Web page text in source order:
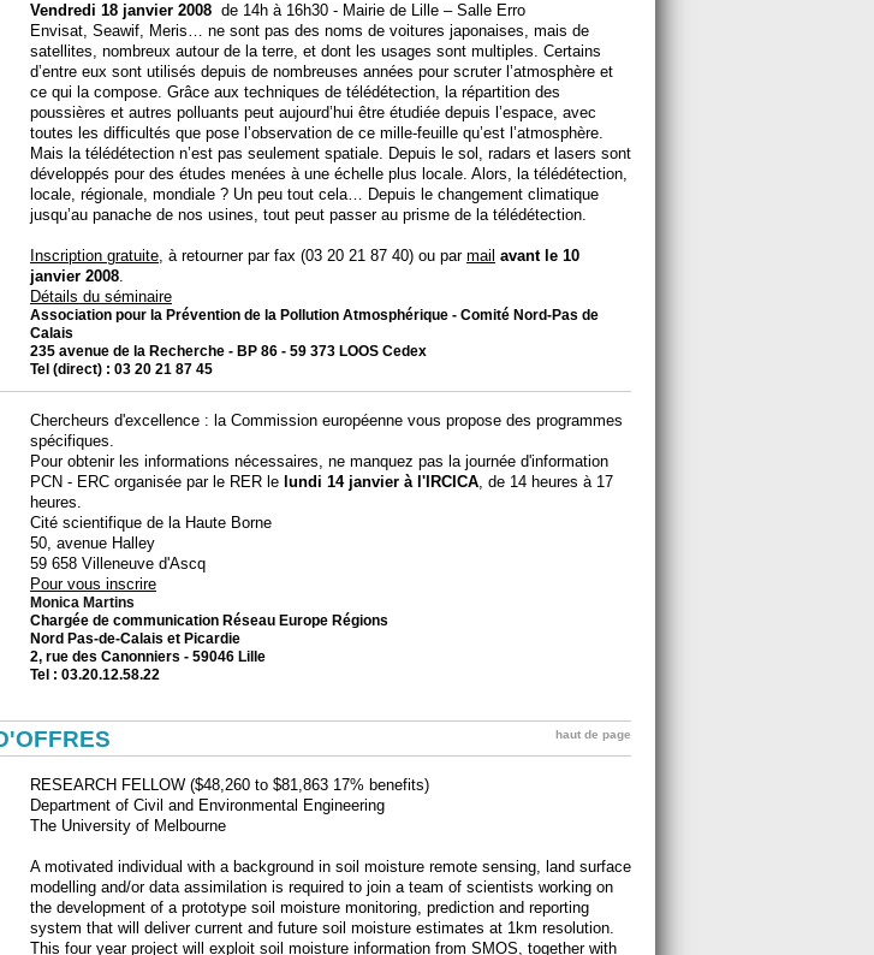
Vendredi 18 janvier 2008 de 14h à 16h30 - Mairie de Lille – Salle Erro
Envisat, Seawif, Meris… ne sont pas des noms de voitures japonaises, mais de
satellites, nombreux autour de la terre, et dont les usages sont multiples. Certains
d’entre eux sont utilisés depuis de nombreuses années pour scruter l’atmosphère et
ce qui la compose. Grâce aux techniques de télédétection, la répartition des
poussières et autres polluants peut aujourd’hui être étudiée depuis l’espace, avec
toutes les difficultés que pose l’observation de ce mille-feuille qu’est l’atmosphère.
Mais la télédétection n’est pas seulement spatiale. Depuis le sol, radars et lasers sont
développés pour des études menées à une échelle plus locale. Alors, la télédétection,
locale, régionale, mondiale ? Un peu tout cela… Depuis le changement climatique
jusqu’au panache de nos usines, tout peut passer au prisme de la télédétection.
Inscription gratuite, à retourner par fax (03 20 21 87 40) ou par mail avant le 10
janvier 2008.
Détails du séminaire
Association pour la Prévention de la Pollution Atmosphérique - Comité Nord-Pas de
Calais
235 avenue de la Recherche - BP 86 - 59 373 LOOS Cedex
Tel (direct) : 03 20 21 87 45
Chercheurs d'excellence : la Commission européenne vous propose des programmes
spécifiques.
Pour obtenir les informations nécessaires, ne manquez pas la journée d'information
PCN - ERC organisée par le RER le lundi 14 janvier à l'IRCICA, de 14 heures à 17
heures.
Cité scientifique de la Haute Borne
50, avenue Halley
59 658 Villeneuve d'Ascq
Pour vous inscrire
Monica Martins
Chargée de communication Réseau Europe Régions
Nord Pas-de-Calais et Picardie
2, rue des Canonniers - 59046 Lille
Tel : 03.20.12.58.22
haut de page
RESEARCH FELLOW ($48,260 to $81,863 17% benefits)
Department of Civil and Environmental Engineering
The University of Melbourne
A motivated individual with a background in soil moisture remote sensing, land surface
modelling and/or data assimilation is required to join a team of scientists working on
the development of a prototype soil moisture monitoring, prediction and reporting
system that will deliver current and future soil moisture estimates at 1km resolution.
This four year project will exploit soil moisture information from SMOS, together with